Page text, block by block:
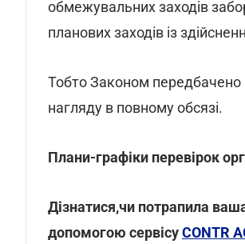
обмежувальних заходів
планових заходів із
Тобто Законом передбачено
нагляду в повному обсязі.
Плани-графіки перевірок
Дізнатися,чи потрапила
допомогою сервісуCONTR